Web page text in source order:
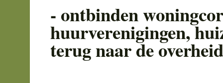
- ontbinden
huurverenigingen,
terug naar de overheid